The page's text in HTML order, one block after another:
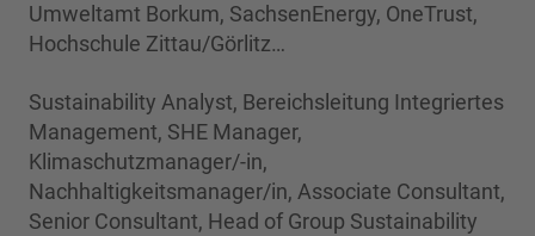
Umweltamt Borkum, SachsenEnergy, OneTrust,
Hochschule Zittau/Görlitz…
Sustainability Analyst, Bereichsleitung Integriertes
Management, SHE Manager,
Klimaschutzmanager/-in,
Nachhaltigkeitsmanager/in, Associate Consultant,
Senior Consultant, Head of Group Sustainability